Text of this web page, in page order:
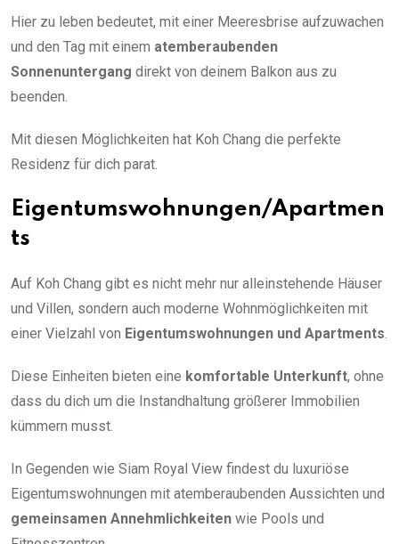
Hier zu leben bedeutet, mit einer Meeresbrise aufzuwachen
und den Tag mit einem atemberaubenden
Sonnenuntergang direkt von deinem Balkon aus zu
beenden.
Mit diesen Möglichkeiten hat Koh Chang die perfekte
Residenz für dich parat.
Eigentumswohnungen/Apartmen
ts
Auf Koh Chang gibt es nicht mehr nur alleinstehende Häuser
und Villen, sondern auch moderne Wohnmöglichkeiten mit
einer Vielzahl von Eigentumswohnungen und Apartments
Diese Einheiten bieten eine komfortable Unterkunft, ohne
dass du dich um die Instandhaltung größerer Immobilien
kümmern musst.
In Gegenden wie Siam Royal View findest du luxuriöse
Eigentumswohnungen mit atemberaubenden Aussichten und
gemeinsamen Annehmlichkeiten wie Pools und